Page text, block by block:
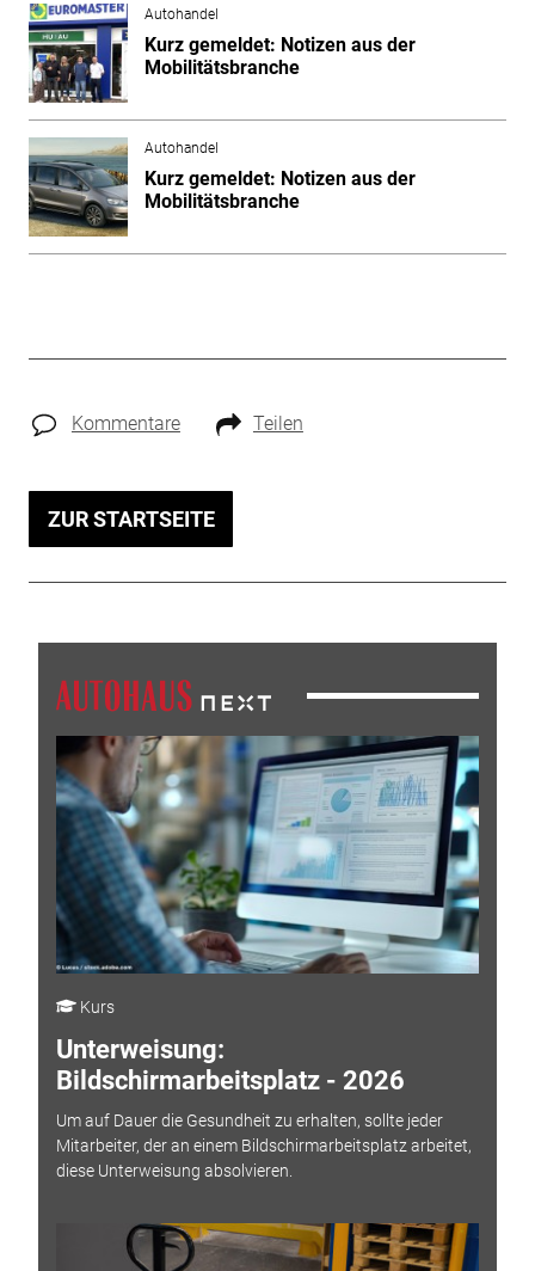
Autohandel
Kurz gemeldet: Notizen aus der
Mobilitätsbranche
Autohandel
Kurz gemeldet: Notizen aus der
Mobilitätsbranche
Kommentare Teilen
ZUR STARTSEITE
Kurs
Unterweisung:
Bildschirmarbeitsplatz - 2026
Um auf Dauer die Gesundheit zu erhalten, sollte jeder
Mitarbeiter, der an einem Bildschirmarbeitsplatz arbeitet,
diese Unterweisung absolvieren.